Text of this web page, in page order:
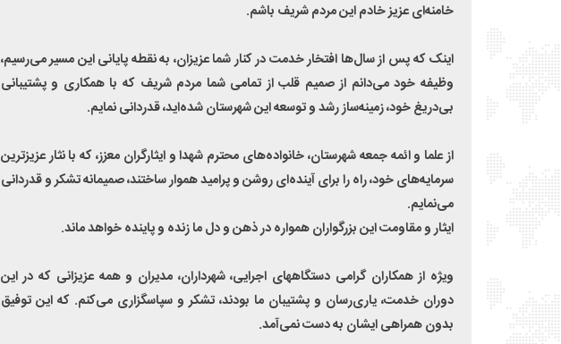
خامنه‌ای عزیز خادم این مردم شریف باشم.
اینک که پس از سال‌ها افتخار خدمت در کنار شما عزیزان، به نقطه پایانی این مسیر می‌رسیم،
وظیفه خود می‌دانم از صمیم قلب از تمامی شما مردم شریف که با همکاری و پشتیبانی
بی‌دریغ خود، زمینه‌ساز رشد و توسعه این شهرستان شده‌اید، قدردانی نمایم.
از علما و ائمه جمعه شهرستان، خانواده‌های محترم شهدا و ایثارگران معزز، که با نثار عزیزترین
سرمایه‌های خود، راه را برای آینده‌ای روشن و پرامید هموار ساختند، صمیمانه تشکر و قدردانی
می‌نمایم.
ایثار و مقاومت این بزرگواران همواره در ذهن و دل ما زنده و پاینده خواهد ماند.
ویژه از همکاران گرامی دستگاههای اجرایی، شهرداران، مدیران و همه عزیزانی که در این
دوران خدمت، یاری‌رسان و پشتیبان ما بودند، تشکر و سپاسگزاری می‌کنم. که این توفیق
بدون همراهی ایشان به دست نمی‌آمد.